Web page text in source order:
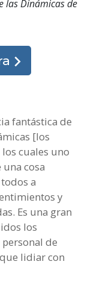
las Dinámicas de
fantástica de
[los
cuales uno
cosa
a
y
Es una gran
los
de
lidiar con